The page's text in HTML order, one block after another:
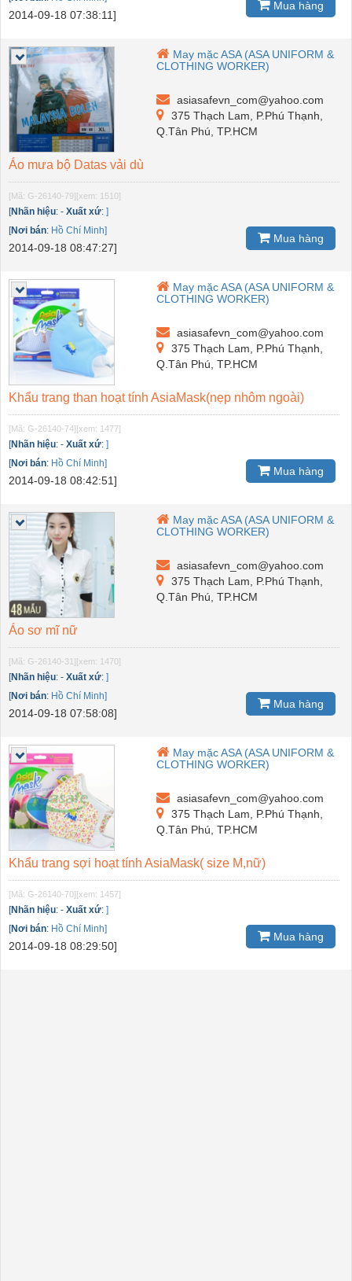
2014-09-18 07:38:11]
Mua hàng
May mặc ASA (ASA UNIFORM &
CLOTHING WORKER)
asiasafevn_com@yahoo.com
375 Thạch Lam, P.Phú Thạnh,
Q.Tân Phú, TP.HCM
Áo mưa bộ Datas vải dù
[Mã: G-26140-79][xem: 1510]
[Nhãn hiệu: - Xuất xứ: ]
[Nơi bán: Hồ Chí Minh]
2014-09-18 08:47:27]
Mua hàng
May mặc ASA (ASA UNIFORM &
CLOTHING WORKER)
asiasafevn_com@yahoo.com
375 Thạch Lam, P.Phú Thạnh,
Q.Tân Phú, TP.HCM
Khẩu trang than hoạt tính AsiaMask(nẹp nhôm ngoài)
[Mã: G-26140-74][xem: 1477]
[Nhãn hiệu: - Xuất xứ: ]
[Nơi bán: Hồ Chí Minh]
2014-09-18 08:42:51]
Mua hàng
May mặc ASA (ASA UNIFORM &
CLOTHING WORKER)
asiasafevn_com@yahoo.com
375 Thạch Lam, P.Phú Thạnh,
Q.Tân Phú, TP.HCM
Áo sơ mĩ nữ
[Mã: G-26140-31][xem: 1470]
[Nhãn hiệu: - Xuất xứ: ]
[Nơi bán: Hồ Chí Minh]
2014-09-18 07:58:08]
Mua hàng
May mặc ASA (ASA UNIFORM &
CLOTHING WORKER)
asiasafevn_com@yahoo.com
375 Thạch Lam, P.Phú Thạnh,
Q.Tân Phú, TP.HCM
Khẩu trang sợi hoạt tính AsiaMask( size M,nữ)
[Mã: G-26140-70][xem: 1457]
[Nhãn hiệu: - Xuất xứ: ]
[Nơi bán: Hồ Chí Minh]
2014-09-18 08:29:50]
Mua hàng